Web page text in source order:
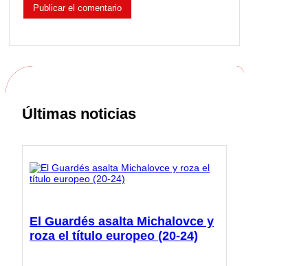
Últimas noticias
El Guardés asalta Michalovce y
roza el título europeo (20-24)